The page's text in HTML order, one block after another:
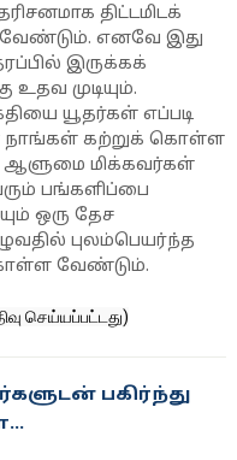
திட்டமிடக்
எனவே இது
இருக்கக்
உதவ முடியும்.
யூதர்கள் எப்படி
நாங்கள் கற்றுக் கொள்ள
ஆளுமை மிக்கவர்கள்
பங்களிப்பை
ஒரு தேச
புலம்பெயர்ந்த
வேண்டும்.
செய்யப்பட்டது)
பகிர்ந்து